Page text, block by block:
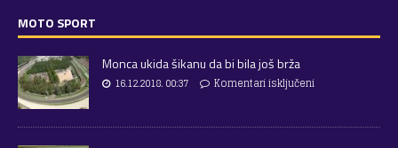
MOTO SPORT
Monca ukida šikanu da bi bila još brža
16.12.2018. 00:37 Komentari isključeni